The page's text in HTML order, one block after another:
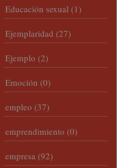
Educación sexual (1)
Ejemplaridad (27)
Ejemplo (2)
Emoción (0)
empleo (37)
emprendimiento (0)
empresa (92)